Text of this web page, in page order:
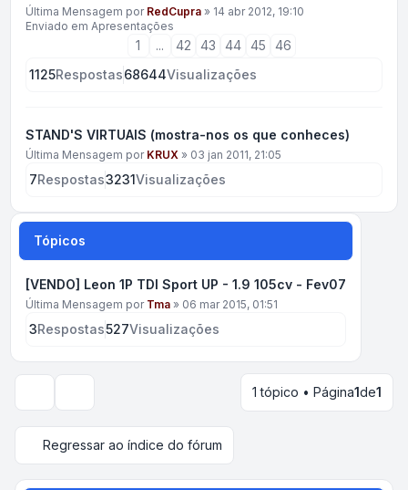
Última Mensagem por RedCupra » 14 abr 2012, 19:10
Enviado em Apresentações
1 ... 42 43 44 45
46
1125Respostas68644Visualizações
STAND'S VIRTUAIS (mostra-nos os que conheces)
Última Mensagem por KRUX » 03 jan 2011, 21:05
7Respostas3231Visualizações
Tópicos
[VENDO] Leon 1P TDI Sport UP - 1.9 105cv - Fev07
Última Mensagem por Tma » 06 mar 2015, 01:51
3Respostas527Visualizações
Opções de visualização e ordenação1 tópico • Página1de1
Regressar ao índice do fórum